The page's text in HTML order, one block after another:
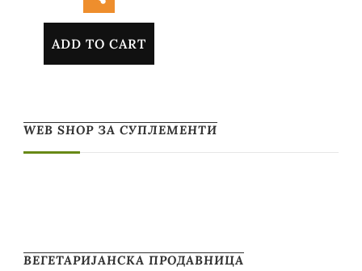
ADD TO CART
WEB SHOP ЗА СУПЛЕМЕНТИ
ВЕГЕТАРИЈАНСКА ПРОДАВНИЦА